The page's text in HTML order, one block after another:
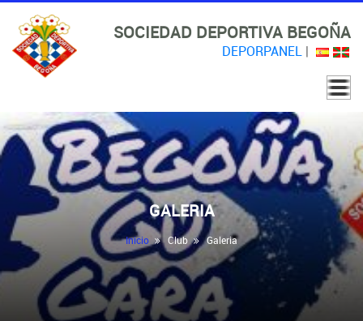
SOCIEDAD DEPORTIVA BEGOÑA
DEPORPANEL |
GALERIA
Inicio Club Galeria